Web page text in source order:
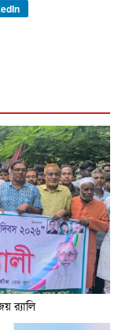
র‍্যালি